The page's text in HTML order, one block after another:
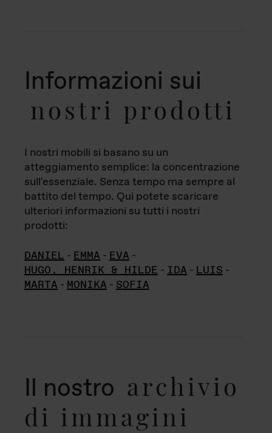
Informazioni sui
nostri prodotti
I nostri mobili si basano su un
atteggiamento semplice: la concentrazione
sull'essenziale. Senza tempo ma sempre al
battito del tempo. Qui potete scaricare
ulteriori informazioni su tutti i nostri
prodotti:
DANIEL - EMMA - EVA -
HUGO, HENRIK & HILDE - IDA - LUIS -
MARTA - MONIKA - SOFIA
Il nostro archivio
di immagini